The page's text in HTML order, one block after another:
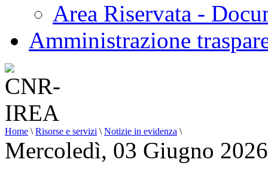
Area Riservata -
Amministrazione
Home \ Risorse e servizi \ Notizie in evidenza \
Mercoledì, 03 Giugno